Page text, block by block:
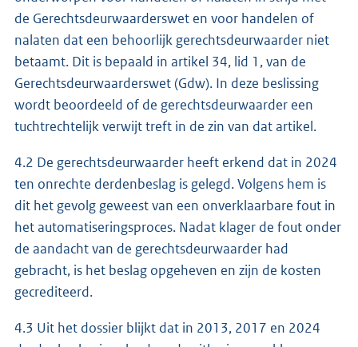
de Gerechtsdeurwaarderswet en voor handelen of
nalaten dat een behoorlijk gerechtsdeurwaarder niet
betaamt. Dit is bepaald in artikel 34, lid 1, van de
Gerechtsdeurwaarderswet (Gdw). In deze beslissing
wordt beoordeeld of de gerechtsdeurwaarder een
tuchtrechtelijk verwijt treft in de zin van dat artikel.
4.2 De gerechtsdeurwaarder heeft erkend dat in 2024
ten onrechte derdenbeslag is gelegd. Volgens hem is
dit het gevolg geweest van een onverklaarbare fout in
het automatiseringsproces. Nadat klager de fout onder
de aandacht van de gerechtsdeurwaarder had
gebracht, is het beslag opgeheven en zijn de kosten
gecrediteerd.
4.3 Uit het dossier blijkt dat in 2013, 2017 en 2024